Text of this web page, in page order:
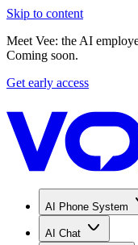
Skip to content
Meet Vee: the AI
Coming soon.
Get early access
AI Phone System
AI Chat